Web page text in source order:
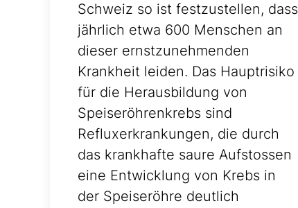
Schweiz so ist festzustellen, dass
jährlich etwa 600 Menschen an
dieser ernstzunehmenden
Krankheit leiden. Das Hauptrisiko
für die Herausbildung von
Speiseröhrenkrebs sind
Refluxerkrankungen, die durch
das krankhafte saure Aufstossen
eine Entwicklung von Krebs in
der Speiseröhre deutlich